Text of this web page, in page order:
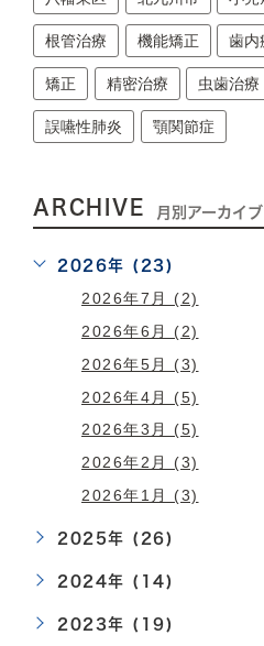
根管治療 機能矯正 歯内
矯正 精密治療 虫歯治療
誤嚥性肺炎 顎関節症
ARCHIVE 月別アーカイブ
2026年 (23)
2026年7月 (2)
2026年6月 (2)
2026年5月 (3)
2026年4月 (5)
2026年3月 (5)
2026年2月 (3)
2026年1月 (3)
2025年 (26)
2024年 (14)
2023年 (19)